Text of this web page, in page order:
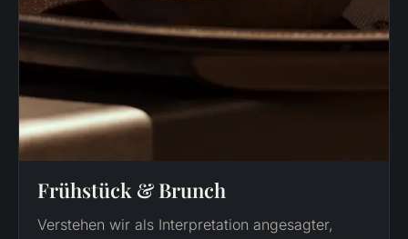
Frühstück & Brunch
Verstehen wir als Interpretation angesagter,